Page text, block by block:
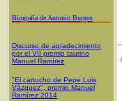
Biografía de Antonio Burgos
Discurso de agradecimiento
por el VII premio taurino
Manuel Ramírez
"El cartucho de Pepe Luis
Vázquez", premio Manuel
Ramírez 2014